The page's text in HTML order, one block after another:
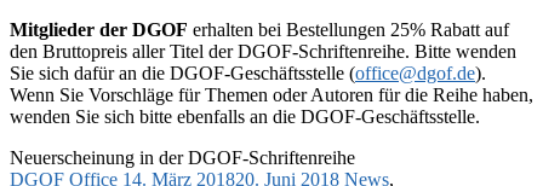
Mitglieder der DGOF erhalten bei Bestellungen 25% Rabatt auf
den Bruttopreis aller Titel der DGOF-Schriftenreihe. Bitte wenden
Sie sich dafür an die DGOF-Geschäftsstelle (office@dgof.de).
Wenn Sie Vorschläge für Themen oder Autoren für die Reihe haben,
wenden Sie sich bitte ebenfalls an die DGOF-Geschäftsstelle.
Neuerscheinung in der DGOF-Schriftenreihe
DGOF Office 14. März 201820. Juni 2018 News,